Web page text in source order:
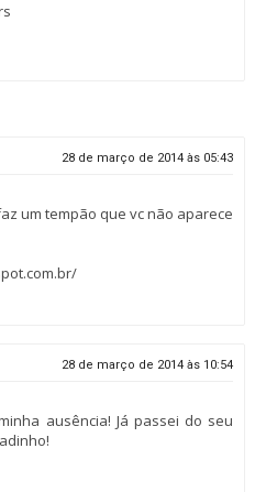
28 de março de 2014 às 05:43
um tempão que vc não aparece
28 de março de 2014 às 10:54
ausência! Já passei do seu